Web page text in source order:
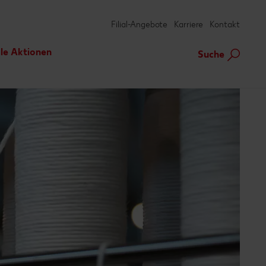
und Vermietung
Aktionen
Filial-Angebote Karriere Kontakt
Suche